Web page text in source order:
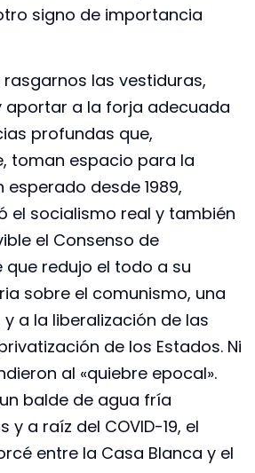
signo de importancia
rasgarnos las vestiduras,
aportar a la forja adecuada
profundas que,
toman espacio para la
desde 1989,
el socialismo real y también
el Consenso de
que redujo el todo a su
sobre el comunismo, una
a la liberalización de las
de los Estados. Ni
al «quiebre epocal».
balde de agua fría
y a raíz del COVID-19, el
entre la Casa Blanca y el